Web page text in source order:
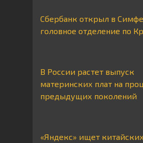
Сбербанк открыл в
головное отделение по
В России растет выпуск
материнских плат на
предыдущих поколений
«Яндекс» ищет китайских